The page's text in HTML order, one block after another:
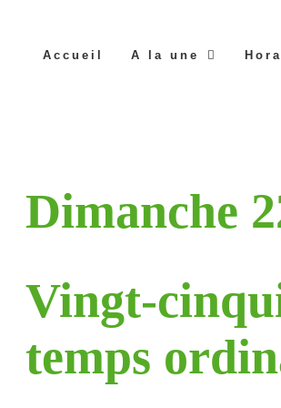
Accueil A la une
Dimanche
Vingt-
temps